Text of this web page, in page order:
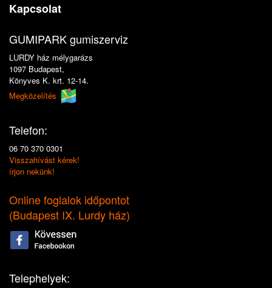
Kapcsolat
GUMIPARK gumiszerviz
LURDY ház mélygarázs
1097 Budapest,
Könyves K. krt. 12-14.
Megközelítés
Telefon:
06 70 370 0301
Visszahívást kérek!
írjon nekünk!
Online foglalok időpontot
(Budapest IX. Lurdy ház)
Telephelyek: